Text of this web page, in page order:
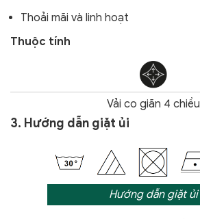
Thoải mãi và linh hoạt
Thuộc tính
Vải co giãn 4 chiều
3. Hướng dẫn giặt ủi
Hướng dẫn giặt ủi